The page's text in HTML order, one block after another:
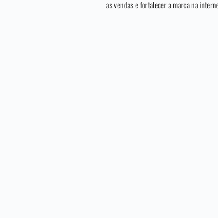
as vendas e fortalecer a marca na